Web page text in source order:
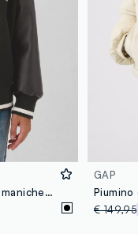
Bomber varsity con logo GAP e maniche effetto lucido
GAP
€ 149,95